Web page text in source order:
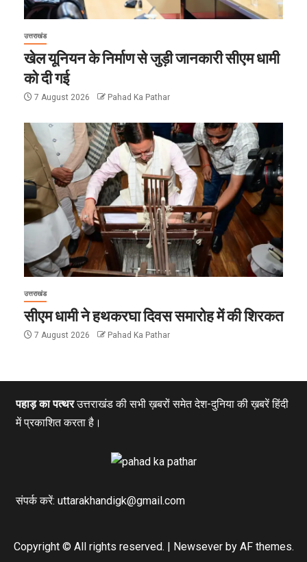
उत्तराखंड
खेल यूनियन के निर्माण से जुड़ी जानकारी सीएम धामी
को दी गई
7 August 2026 Pahad Ka Pathar
उत्तराखंड
सीएम धामी ने हथकरघा दिवस समारोह में की शिरकत
7 August 2026 Pahad Ka Pathar
पहाड़ का पत्थरउत्तराखंड की सभी ख़बरों समेत देश-दुनिया की ख़बरें हिंदी
में प्रकाशित करता है।
संपर्क करें: uttarakhandigk@gmail.com
Copyright © All rights reserved. Newseverby AF themes.